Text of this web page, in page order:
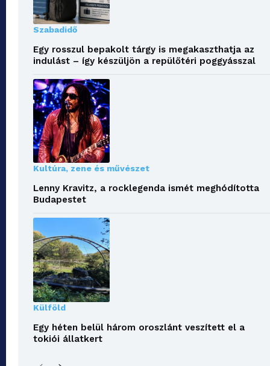
Szabadidő
Egy rosszul bepakolt tárgy is megakaszthatja az
indulást – így készüljön a repülőtéri poggyásszal
Kultúra, zene és művészet
Lenny Kravitz, a rocklegenda ismét meghódította
Budapestet
Külföld
Egy héten belül három oroszlánt veszített el a
tokiói állatkert